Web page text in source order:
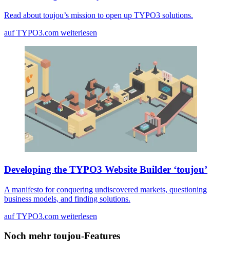
Read about toujou’s mission to open up TYPO3 solutions.
auf TYPO3.com weiterlesen
Developing the TYPO3 Website Builder ‘toujou’
A manifesto for conquering undiscovered markets, questioning
business models, and finding solutions.
auf TYPO3.com weiterlesen
Noch mehr toujou-Features